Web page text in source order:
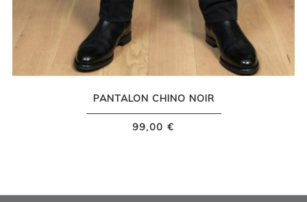
PANTALON CHINO NOIR
99,00 €